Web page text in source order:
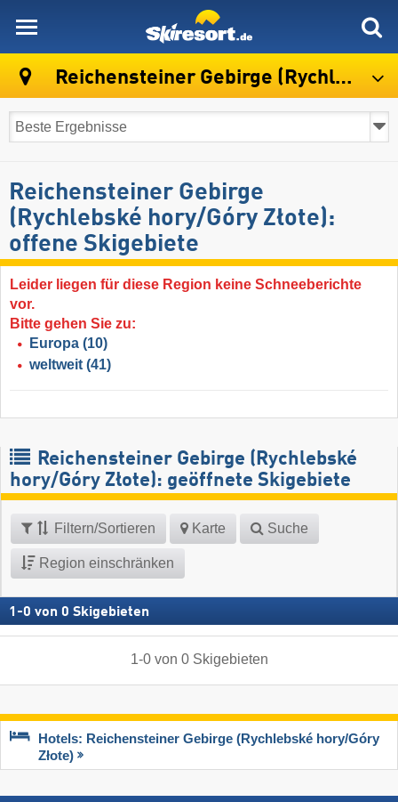
Reichensteiner Gebirge (Rychlebské hory/Góry Złote)
Reichensteiner Gebirge
(Rychlebské hory/​Góry Złote):
offene Skigebiete
Leider liegen für diese Region keine Schneeberichte
vor.
Bitte gehen Sie zu:
Europa (10)
weltweit (41)
Reichensteiner Gebirge (Rychlebské
hory/​Góry Złote): geöffnete Skigebiete
Filtern/Sortieren Karte Suche
Region einschränken
1 -0 von 0 Skigebieten
1-0von 0 Skigebieten
Hotels: Reichensteiner Gebirge (Rychlebské hory/​Góry
Złote)